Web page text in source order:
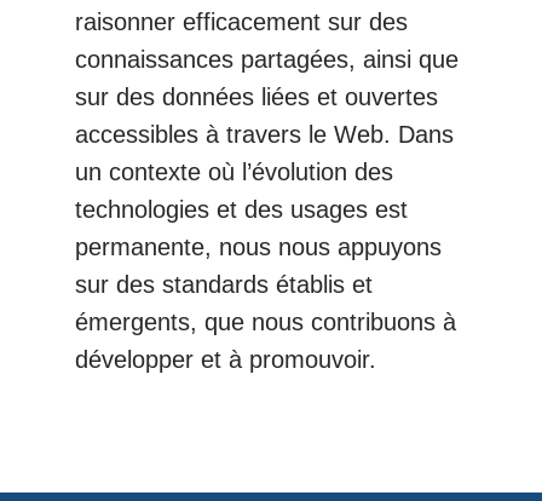
raisonner efficacement sur des
connaissances partagées, ainsi que
sur des données liées et ouvertes
accessibles à travers le Web. Dans
un contexte où l’évolution des
technologies et des usages est
permanente, nous nous appuyons
sur des standards établis et
émergents, que nous contribuons à
développer et à promouvoir.